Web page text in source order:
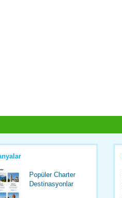
Popüler Charter
Destinasyonlar